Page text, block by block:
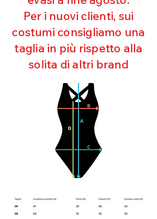
Ultra cloro resistente
Mantenimento della forma
Perfetta vestibilità
Asciugatura rapida
Bielastico
Per i nuovi clienti, sui
costumi consigliamo una
taglia in più rispetto alla
solita di altri brand